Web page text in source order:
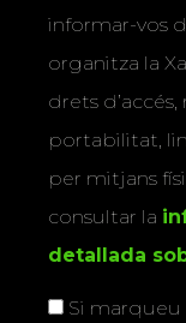
informar-vos
organitza la
drets
portabilitat,
per mitjans
consultar la
detallada
Si marqueu